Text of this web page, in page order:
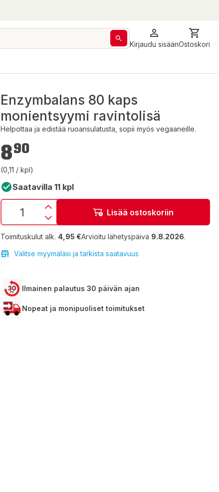
Kirjaudu sisäänOstoskori
Enzymbalans 80 kaps
monientsyymi ravintolisä
Helpottaa ja edistää ruoansulatusta, sopii myös vegaaneille.
8,90 €
890
(0,11 / kpl)
Saatavilla 11 kpl
Lisää ostoskoriin
Toimituskulut alk. 4,95 €Arvioitu lähetyspäivä 9.8.2026.
Valitse myymäläsi ja tarkista saatavuus
Ilmainen palautus 30 päivän ajan
Nopeat ja monipuoliset toimitukset